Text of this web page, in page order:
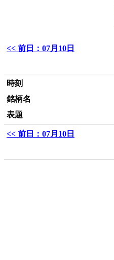
<< 前日：07月10日
時刻
銘柄名
表題
<< 前日：07月10日